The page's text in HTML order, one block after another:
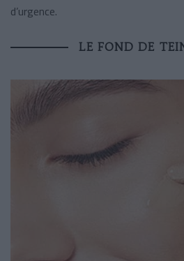
d’urgence.
LE FOND DE